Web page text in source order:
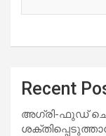
Recent
അഗ്രി-ഫുഡ്